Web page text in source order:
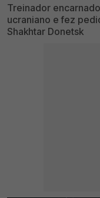
Treinador
ucraniano e fez
Shakhtar Donetsk